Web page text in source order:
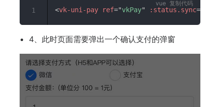
<vk-uni-pay ref="vkPay" :status.sync=
1
复制代码
4、此时页面需要弹出一个确认支付的弹窗